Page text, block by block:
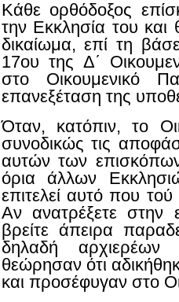
Κάθε ορθόδοξος
την Εκκλησία του και
δικαίωμα, επί τη
17ου της Δ΄
στο Οικουμενικό
επανεξέταση της
Όταν, κατόπιν, το
συνοδικώς τις
αυτών των
όρια άλλων
επιτελεί αυτό που
Αν ανατρέξετε στην
βρείτε άπειρα
δηλαδή
θεώρησαν ότι
και προσέφυγαν στο